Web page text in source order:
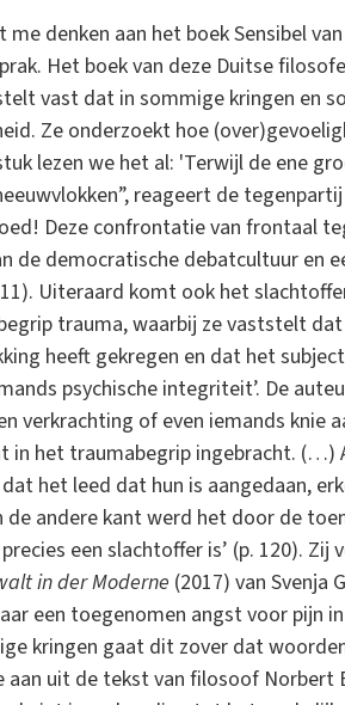
me denken aan het boek Sensibel
Het boek van deze Duitse
vast dat in sommige kringen en
Ze onderzoekt hoe
lezen we het al: 'Terwijl de ene
reageert de
Deze confrontatie van frontaal
de democratische debatcultuur en
Uiteraard komt ook het
trauma, waarbij ze vaststelt
heeft gekregen en dat het
psychische integriteit’. De
verkrachting of even iemands knie
in het traumabegrip ingebracht. (…)
het leed dat hun is aangedaan,
de andere kant werd het door de
een slachtoffer is’ (p. 120). Zij
in der Moderne (2017) van Svenja
een toegenomen angst voor pijn
kringen gaat dit zover dat
aan uit de tekst van filosoof